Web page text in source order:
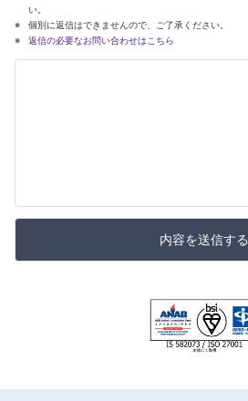
い。
個別に返信はできませんので、ご了承ください。
返信の必要なお問い合わせはこちら
内容を送信する